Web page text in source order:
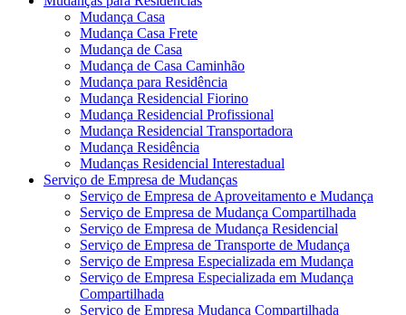
Mudança Casa
Mudança Casa Frete
Mudança de Casa
Mudança de Casa Caminhão
Mudança para Residência
Mudança Residencial Fiorino
Mudança Residencial Profissional
Mudança Residencial Transportadora
Mudança Residência
Mudanças Residencial Interestadual
Serviço de Empresa de Mudanças
Serviço de Empresa de Aproveitamento e Mudança
Serviço de Empresa de Mudança Compartilhada
Serviço de Empresa de Mudança Residencial
Serviço de Empresa de Transporte de Mudança
Serviço de Empresa Especializada em Mudança
Serviço de Empresa Especializada em Mudança
Compartilhada
Serviço de Empresa Mudança Compartilhada